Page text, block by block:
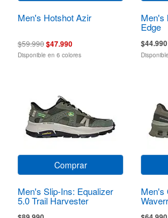
Men's Hotshot Azir
$59.990$47.990
Disponible en 6 colores
Men's
Edge
$44.990
Comprar
Men's Slip-Ins: Equalizer
5.0 Trail Harvester
Men's